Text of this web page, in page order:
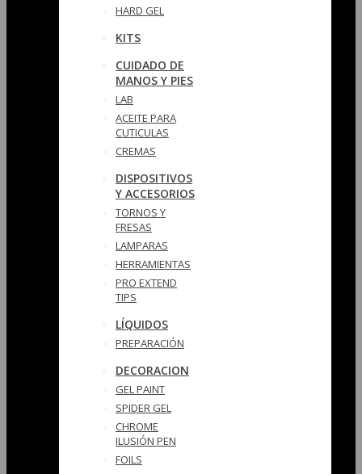
HARD GEL
KITS
CUIDADO DE
MANOS Y PIES
LAB
ACEITE PARA
CUTICULAS
CREMAS
DISPOSITIVOS
Y ACCESORIOS
TORNOS Y
FRESAS
LAMPARAS
HERRAMIENTAS
PRO EXTEND
TIPS
LÍQUIDOS
PREPARACIÓN
DECORACION
GEL PAINT
SPIDER GEL
CHROME
ILUSIÓN PEN
FOILS